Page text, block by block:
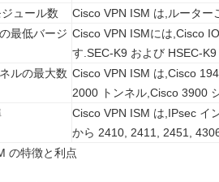
ュール数
Cisco VPN ISM は,ルーター
最低バージ Cisco VPN ISMには,Cisco
す.SEC-K9 および HSEC-
ルの最大数 Cisco VPN ISM は,Cisco
2000 トンネル,Cisco 3900
Cisco VPN ISM は,IPsec イ
から 2410, 2411, 2451,
の特徴と利点